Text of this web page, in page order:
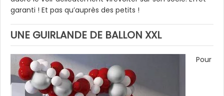
garanti ! Et pas qu’auprès des petits !
UNE GUIRLANDE DE BALLON XXL
Pour